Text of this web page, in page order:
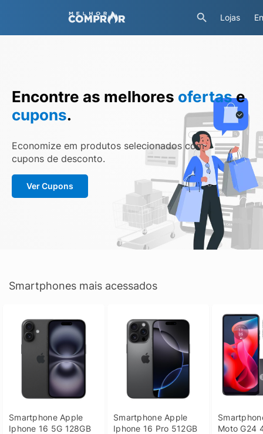
Lojas
Encontre as melhores ofertase
cupons.
Economize em produtos selecionados com
cupons de desconto.
Ver Cupons
Smartphones mais acessados
Smartphone Apple
Iphone 16 5G 128GB
Smartphone Apple
Iphone 16 Pro 512GB
Moto G24